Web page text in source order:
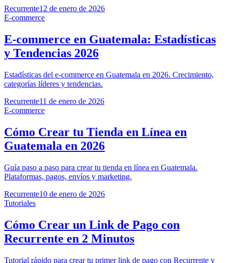
Recurrente12 de enero de 2026
E-commerce
E-commerce en Guatemala: Estadísticas
y Tendencias 2026
Estadísticas del e-commerce en Guatemala en 2026. Crecimiento,
categorías líderes y tendencias.
Recurrente11 de enero de 2026
E-commerce
Cómo Crear tu Tienda en Línea en
Guatemala en 2026
Guía paso a paso para crear tu tienda en línea en Guatemala.
Plataformas, pagos, envíos y marketing.
Recurrente10 de enero de 2026
Tutoriales
Cómo Crear un Link de Pago con
Recurrente en 2 Minutos
Tutorial rápido para crear tu primer link de pago con Recurrente y